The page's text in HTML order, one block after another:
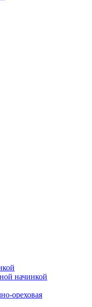
начинкой
ореховая